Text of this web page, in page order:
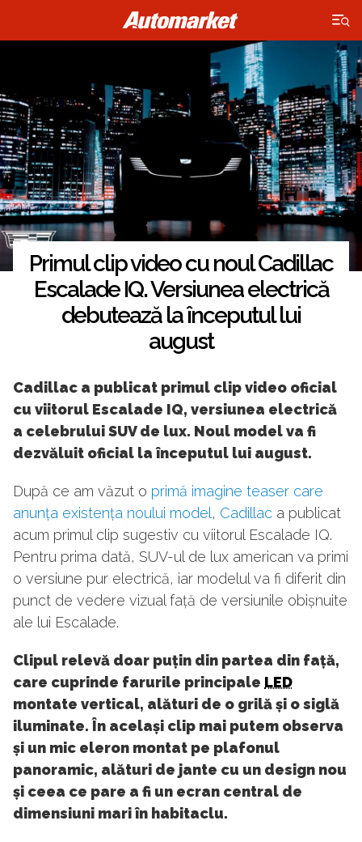
×
Primul clip video cu noul Cadillac
Escalade IQ. Versiunea electrică
debutează la începutul lui
august
Cadillac a publicat primul clip video oficial
cu viitorul Escalade IQ, versiunea electrică
a celebrului SUV de lux. Noul model va fi
dezvăluit oficial la începutul lui august.
După ce am văzut o primă imagine teaser care
anunța existența noului model, Cadillac a publicat
acum primul clip sugestiv cu viitorul Escalade IQ.
Pentru prima dată, SUV-ul de lux american va primi
o versiune pur electrică, iar modelul va fi diferit din
punct de vedere vizual față de versiunile obișnuite
ale lui Escalade.
Clipul relevă doar puțin din partea din față,
care cuprinde farurile principale LED
montate vertical, alături de o grilă și o siglă
iluminate. În același clip mai putem observa
și un mic eleron montat pe plafonul
panoramic, alături de jante cu un design nou
și ceea ce pare a fi un ecran central de
dimensiuni mari în habitaclu.